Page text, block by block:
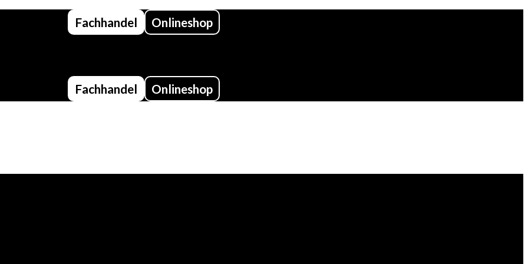
Fachhandel Onlineshop
Fachhandel Onlineshop